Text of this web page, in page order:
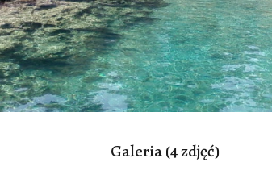
Galeria (4 zdjęć)